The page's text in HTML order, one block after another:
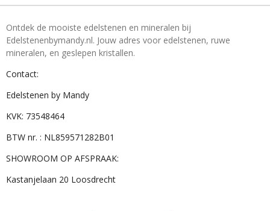
Ontdek de mooiste edelstenen en mineralen bij
Edelstenenbymandy.nl. Jouw adres voor edelstenen, ruwe
mineralen, en geslepen kristallen.
Contact:
Edelstenen by Mandy
KVK: 73548464
BTW nr. : NL859571282B01
SHOWROOM OP AFSPRAAK:
Kastanjelaan 20 Loosdrecht